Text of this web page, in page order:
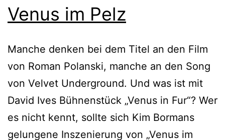
Venus im Pelz
Manche denken bei dem Titel an den Film
von Roman Polanski, manche an den Song
von Velvet Underground. Und was ist mit
David Ives Bühnenstück „Venus in Fur“? Wer
es nicht kennt, sollte sich Kim Bormans
gelungene Inszenierung von „Venus im